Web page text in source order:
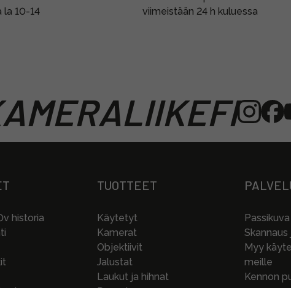
la 10-14
viimeistään 24 h kuluessa
historia
TUOTTEET
Käytetyt
Kamerat
Objektiivit
Jalustat
Laukut ja hihnat
Passikuva
Myy
meille
Kennon